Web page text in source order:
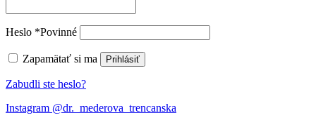
Heslo *Povinné
Zapamätať si ma Prihlásiť
Zabudli ste heslo?
Instagram @dr._mederova_trencanska